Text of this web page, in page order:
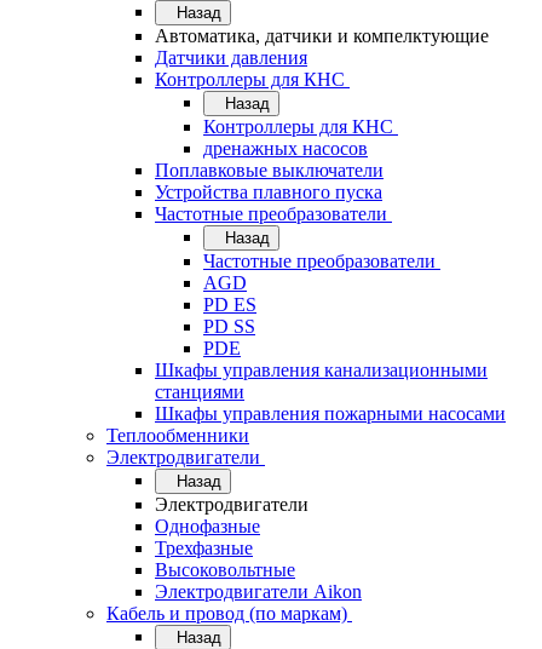
Назад
Автоматика, датчики и компелктующие
Датчики давления
Контроллеры для КНС
Назад
Контроллеры для КНС
дренажных насосов
Поплавковые выключатели
Устройства плавного пуска
Частотные преобразователи
Назад
Частотные преобразователи
AGD
PD ES
PD SS
PDE
Шкафы управления канализационными
станциями
Шкафы управления пожарными насосами
Теплообменники
Электродвигатели
Назад
Электродвигатели
Однофазные
Трехфазные
Высоковольтные
Электродвигатели Aikon
Кабель и провод (по маркам)
Назад